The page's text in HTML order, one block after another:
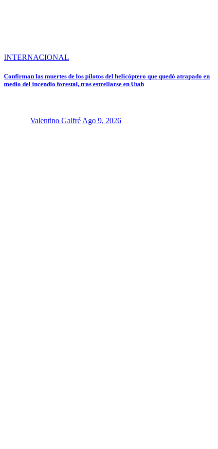
INTERNACIONAL
Confirman las muertes de los pilotos del helicóptero que quedó atrapado en
medio del incendio forestal, tras estrellarse en Utah
Valentino GalfréAgo 9, 2026